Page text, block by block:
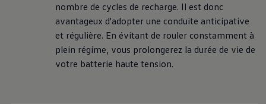
nombre de cycles de recharge. Il est donc
avantageux d'adopter une conduite anticipative
et régulière. En évitant de rouler constamment à
plein régime, vous prolongerez la durée de vie de
votre batterie haute tension.